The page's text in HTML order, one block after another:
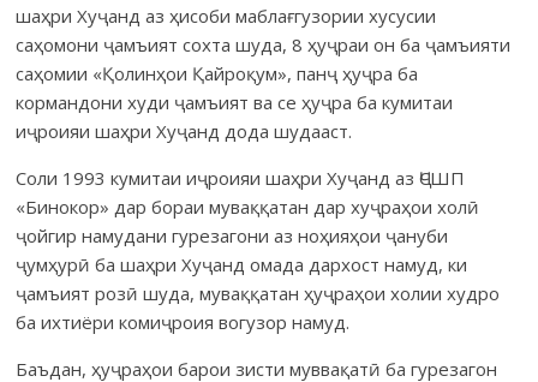
шаҳри Хуҷанд аз ҳисоби маблағгузории хусусии
саҳомони ҷамъият сохта шуда, 8 ҳуҷраи он ба ҷамъияти
саҳомии «Қолинҳои Қайроқум», панҷ ҳуҷра ба
кормандони худи ҷамъият ва се ҳуҷра ба кумитаи
иҷроияи шаҳри Хуҷанд дода шудааст.
Соли 1993 кумитаи иҷроияи шаҳри Хуҷанд аз ҶСШП
«Бинокор» дар бораи муваққатан дар хуҷраҳои холӣ
ҷойгир намудани гурезагони аз ноҳияҳои ҷануби
ҷумҳурӣ ба шаҳри Хуҷанд омада дархост намуд, ки
ҷамъият розӣ шуда, муваққатан ҳуҷраҳои холии худро
ба ихтиёри комиҷроия вогузор намуд.
Баъдан, ҳуҷраҳои барои зисти муввақатӣ ба гурезагон